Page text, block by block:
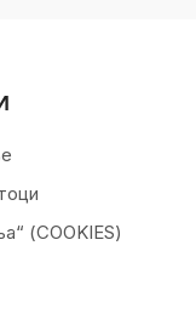
(COOKIES)